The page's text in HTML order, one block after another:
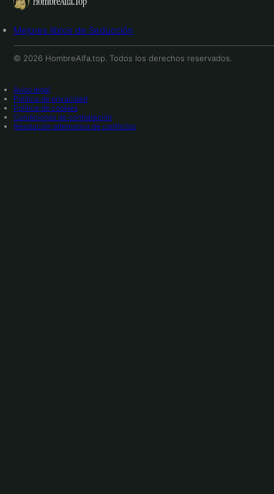
Mejores libros de Seducción
© 2026 HombreAlfa.top. Todos los derechos reservados.
Aviso legal
Política de privacidad
Política de cookies
Condiciones de contratación
Resolución alternativa de conflictos